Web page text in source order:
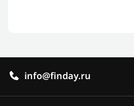
info@finday.ru